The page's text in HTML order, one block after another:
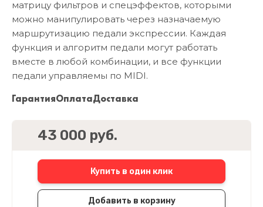
матрицу фильтров и спецэффектов, которыми
можно манипулировать через назначаемую
маршрутизацию педали экспрессии. Каждая
функция и алгоритм педали могут работать
вместе в любой комбинации, и все функции
педали управляемы по MIDI.
ГарантияОплатаДоставка
43 000 руб.
Купить в один клик
Добавить в корзину